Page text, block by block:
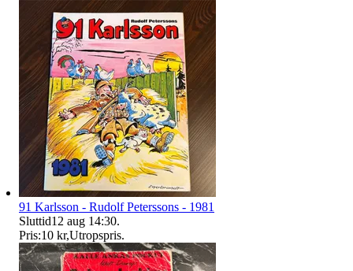
91 Karlsson - Rudolf Peterssons - 1981
Sluttid12 aug 14:30.
Pris:10 kr,Utropspris.